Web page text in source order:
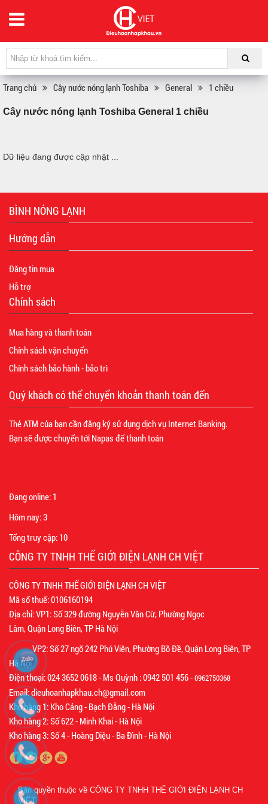
Trang chủ Cây nước nóng lạnh Toshiba General 1 chiều
Cây nước nóng lạnh Toshiba General 1 chiều
Dữ liệu đang được cập nhật ...
BÌNH NÓNG LẠNH
Hướng dẫn
Đăng tin mua
Hỗ trợ
Chính sách
Mua hàng và thanh toán
Chính sách vận chuyển
Chính sách bảo hành - bảo trì
Quý khách có thể chuyển khoản thanh toán đến
Thẻ ATM của bạn cần đăng ký sử dụng dịch vụ Internet Banking.
Bạn sẽ được chuyển tới Napas để thanh toán
Đang online: 1
Hôm nay:3
Tổng truy cập: 10
CÔNG TY TNHH THẾ GIỚI ĐIỆN LẠNH CH VIỆT
CÔNG TY TNHH THẾ GIỚI ĐIỆN LẠNH CH VIỆT
Mã số thuế: 0106160194
Địa chỉ: VP1: Số 329 đường Nguyễn Văn Cừ, Phường Ngọc
Lâm, Quận Long Biên, TP Hà Nội
VP2: Số 27 ngõ 242 Phú Viên, Phường Bồ Đề, Quận Long Biên, TP
Hà Nội
Điện thoại: 024 3652 0618 - Ms Quỳnh : 0942 501 456 -0962750368
Email: dieuhoanhapkhau.ch@gmail.com
Kho hàng 1: Kho Cảng - Bạch Đằng - Hà Nội
Kho hàng 2: Số 622 - Minh Khai - Hà Nội
Kho hàng 3: Số 4 - Hoàng Diệu - Ba Đình - Hà Nội
Bản quyền thuộc về CÔNG TY TNHH THẾ GIỚI ĐIỆN LẠNH CH
VIỆT